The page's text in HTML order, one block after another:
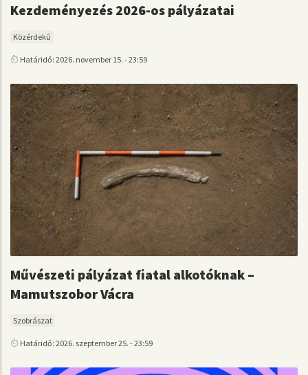
Kezdeményezés 2026-os pályázatai
Közérdekű
Határidő: 2026. november 15. - 23:59
Művészeti pályázat fiatal alkotóknak –
Mamutszobor Vácra
Szobrászat
Határidő: 2026. szeptember 25. - 23:59